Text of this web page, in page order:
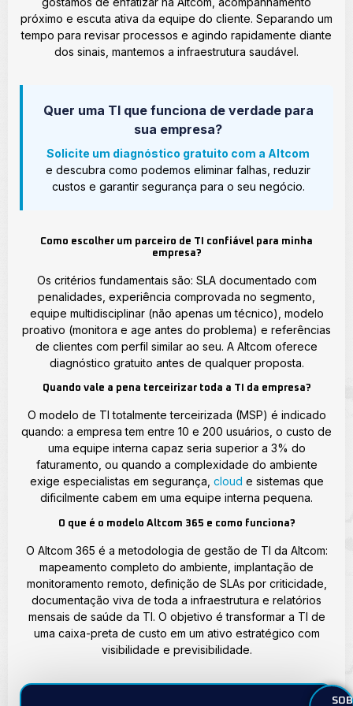
próximo e escuta ativa da equipe do cliente. Separando um
tempo para revisar processos e agindo rapidamente diante
dos sinais, mantemos a infraestrutura saudável.
Quer uma TI que funciona de verdade para
sua empresa?
Solicite um diagnóstico gratuito com a Altcom
e descubra como podemos eliminar falhas, reduzir
custos e garantir segurança para o seu negócio.
Como escolher um parceiro de TI confiável para minha
empresa?
Os critérios fundamentais são: SLA documentado com
penalidades, experiência comprovada no segmento,
equipe multidisciplinar (não apenas um técnico), modelo
proativo (monitora e age antes do problema) e referências
de clientes com perfil similar ao seu. A Altcom oferece
diagnóstico gratuito antes de qualquer proposta.
Quando vale a pena terceirizar toda a TI da empresa?
O modelo de TI totalmente terceirizada (MSP) é indicado
quando: a empresa tem entre 10 e 200 usuários, o custo de
uma equipe interna capaz seria superior a 3% do
faturamento, ou quando a complexidade do ambiente
exige especialistas em segurança, cloud e sistemas que
dificilmente cabem em uma equipe interna pequena.
O que é o modelo Altcom 365 e como funciona?
O Altcom 365 é a metodologia de gestão de TI da Altcom:
mapeamento completo do ambiente, implantação de
monitoramento remoto, definição de SLAs por criticidade,
documentação viva de toda a infraestrutura e relatórios
mensais de saúde da TI. O objetivo é transformar a TI de
uma caixa-preta de custo em um ativo estratégico com
visibilidade e previsibilidade.